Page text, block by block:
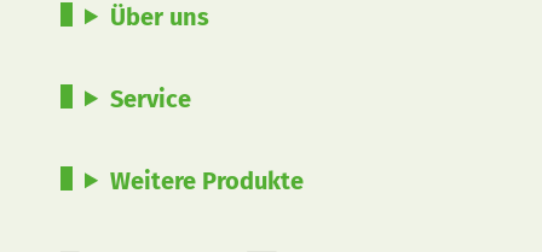
Über uns
Service
Weitere Produkte